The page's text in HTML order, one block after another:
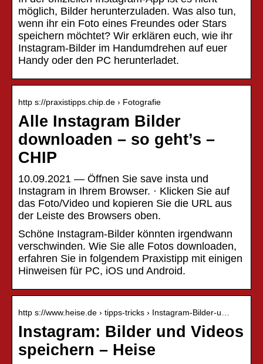
möglich, Bilder herunterzuladen. Was also tun,
wenn ihr ein Foto eines Freundes oder Stars
speichern möchtet? Wir erklären euch, wie ihr
Instagram-Bilder im Handumdrehen auf euer
Handy oder den PC herunterladet.
http s://praxistipps.chip.de › Fotografie
Alle Instagram Bilder
downloaden – so geht’s –
CHIP
10.09.2021 — Öffnen Sie save insta und
Instagram in Ihrem Browser. · Klicken Sie auf
das Foto/Video und kopieren Sie die URL aus
der Leiste des Browsers oben.
Schöne Instagram-Bilder könnten irgendwann
verschwinden. Wie Sie alle Fotos downloaden,
erfahren Sie in folgendem Praxistipp mit einigen
Hinweisen für PC, iOS und Android.
http s://www.heise.de › tipps-tricks › Instagram-Bilder-u…
Instagram: Bilder und Videos
speichern – Heise